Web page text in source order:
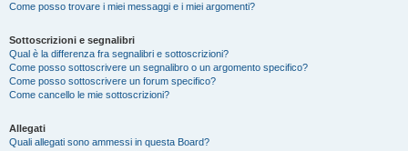
Come posso trovare i miei messaggi e i miei argomenti?
Sottoscrizioni e segnalibri
Qual è la differenza fra segnalibri e sottoscrizioni?
Come posso sottoscrivere un segnalibro o un argomento specifico?
Come posso sottoscrivere un forum specifico?
Come cancello le mie sottoscrizioni?
Allegati
Quali allegati sono ammessi in questa Board?